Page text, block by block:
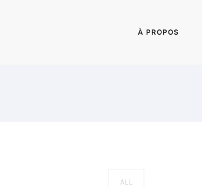
À PROPOS
ALL